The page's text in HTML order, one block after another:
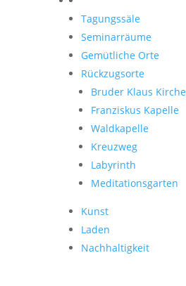
Tagungssäle
Seminarräume
Gemütliche Orte
Rückzugsorte
Bruder Klaus Kirche
Franziskus Kapelle
Waldkapelle
Kreuzweg
Labyrinth
Meditationsgarten
Kunst
Laden
Nachhaltigkeit